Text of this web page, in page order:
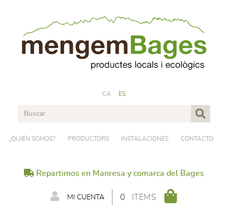
CA ES
¿QUIÉN SOMOS? PRODUCTORS INSTALACIONES CONTACTO
Repartimos en Manresa y comarca del Bages
0 ITEMS
MI CUENTA